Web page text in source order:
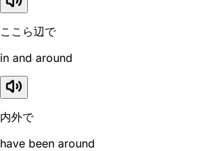
ここら辺で
in and around
内外で
have been around